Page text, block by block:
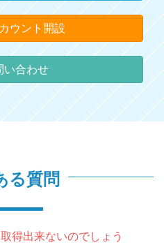
ウント開設
い合わせ
る質問
得出来ないのでしょう